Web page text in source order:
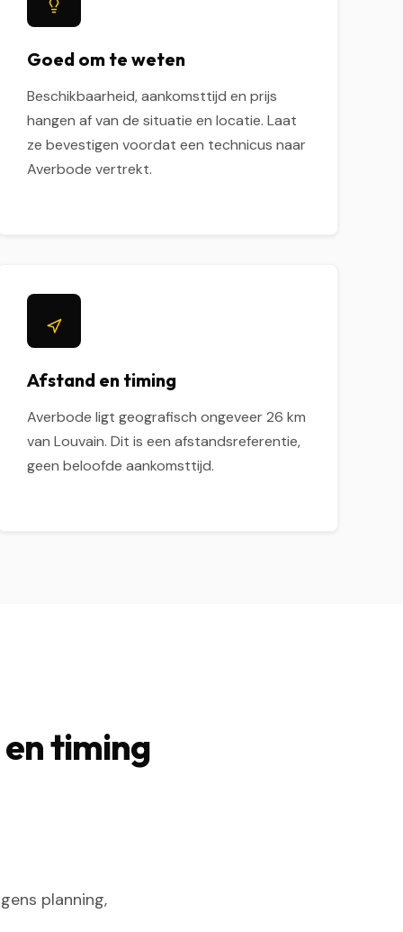
Goed om te weten
Beschikbaarheid, aankomsttijd en prijs
hangen af van de situatie en locatie. Laat
ze bevestigen voordat een technicus naar
Averbode vertrekt.
Afstand en timing
Averbode ligt geografisch ongeveer 26 km
van Louvain. Dit is een afstandsreferentie,
geen beloofde aankomsttijd.
timing
planning,